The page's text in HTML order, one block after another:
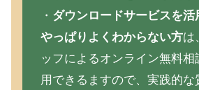
・ ダウンロードサービスを活
やっぱりよくわからない方は
ッフによるオンライン無料相
用できるますので、実践的な